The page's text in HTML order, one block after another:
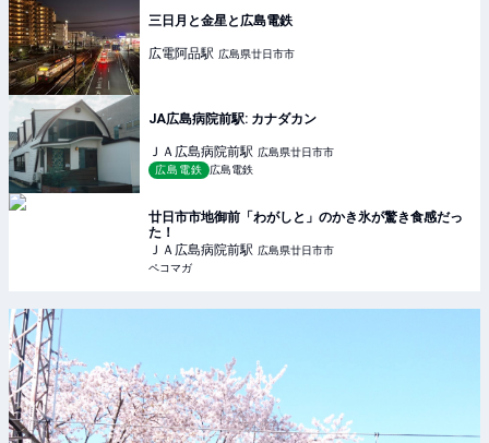
三日月と金星と広島電鉄
広電阿品駅 広島県廿日市市
JA広島病院前駅: カナダカン
ＪＡ広島病院前駅 広島県廿日市市
広島電鉄
広島電鉄
廿日市市地御前「わがしと」のかき氷が驚き食感だっ
た！
ＪＡ広島病院前駅 広島県廿日市市
ペコマガ